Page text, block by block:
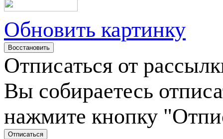
Обновить картинку
Отписаться от
Вы собираетесь
нажмите кнопку